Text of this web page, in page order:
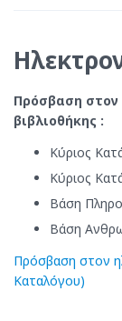
Πρόσβαση στον
βιβλιοθήκης :
Κύριος
Κύριος
Βάση
Βάση
Πρόσβαση στον
Καταλόγου)